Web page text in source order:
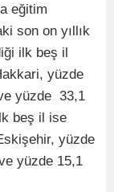
eğitim
son on yıllık
ilk beş il
yüzde
yüzde 33,1
beş il ise
yüzde
yüzde 15,1